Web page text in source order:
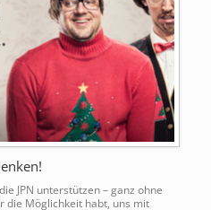
JPN unterstützen – ganz ohne
die Möglichkeit habt, uns mit